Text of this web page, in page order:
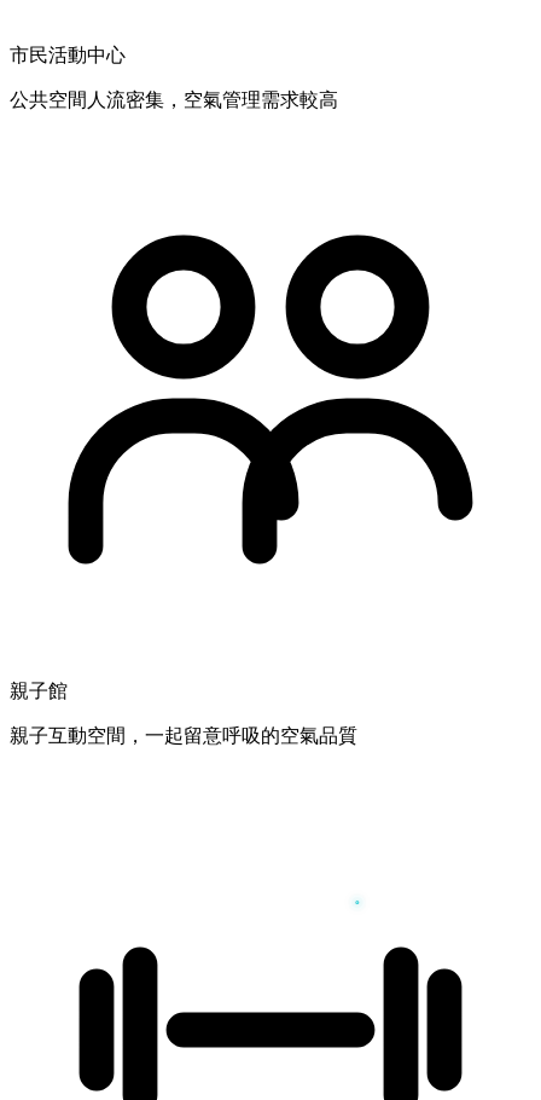
市民活動中心
公共空間人流密集，空氣管理需求較高
親子館
親子互動空間，一起留意呼吸的空氣品質